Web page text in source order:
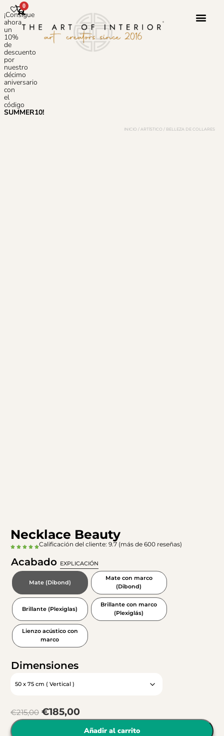
¡Consigue
ahora
un
10%
de
descuento
por
nuestro
décimo
aniversario
con
el
código
SUMMER10!
0
INICIO / ARTÍSTICO / BELLEZA DE COLLARES
Necklace Beauty
Calificación del cliente: 9.7 (más de 600 reseñas)
Acabado EXPLICACIÓN
Mate (Dibond)
Mate con marco
(Dibond)
Brillante (Plexiglas)
Brillante con marco
(Plexiglás)
Lienzo acústico con
marco
Dimensiones
€215,00 €185,00
Añadir al carrito